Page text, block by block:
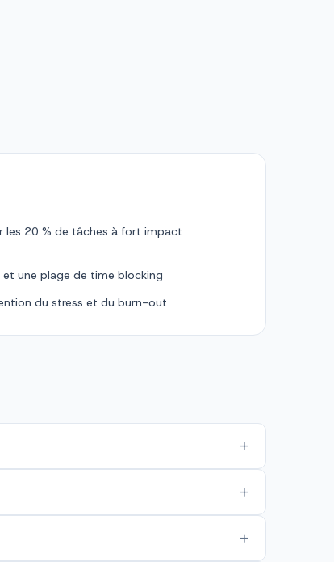
les 20 % de tâches à fort impact
une plage de time blocking
du stress et du burn-out